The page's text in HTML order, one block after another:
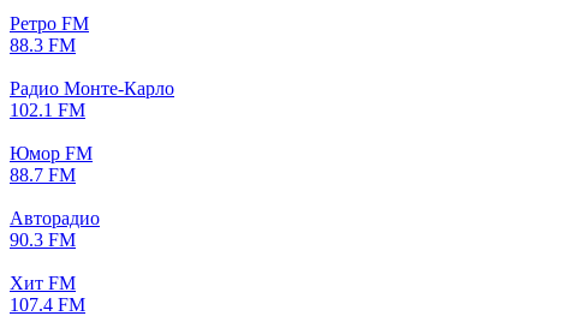
Ретро FM
88.3 FM
Радио Монте-Карло
102.1 FM
Юмор FM
88.7 FM
Авторадио
90.3 FM
Хит FM
107.4 FM